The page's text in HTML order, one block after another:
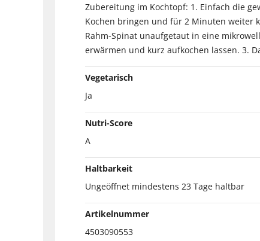
Zubereitung im Kochtopf: 1. Einfach die
Kochen bringen und für 2 Minuten weiter
Rahm-Spinat unaufgetaut in eine
erwärmen und kurz aufkochen lassen. 3.
Vegetarisch
Ja
Nutri-Score
A
Haltbarkeit
Ungeöffnet mindestens 23 Tage haltbar
Artikelnummer
4503090553